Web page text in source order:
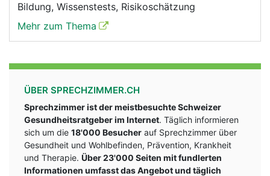
Bildung, Wissenstests, Risikoschätzung
Mehr zum Thema
ÜBER SPRECHZIMMER.CH
Sprechzimmer ist der meistbesuchte Schweizer
Gesundheitsratgeber im Internet. Täglich informieren
sich um die 18'000 Besucher auf Sprechzimmer über
Gesundheit und Wohlbefinden, Prävention, Krankheit
und Therapie. Über 23'000 Seiten mit fundlerten
Informationen umfasst das Angebot und täglich